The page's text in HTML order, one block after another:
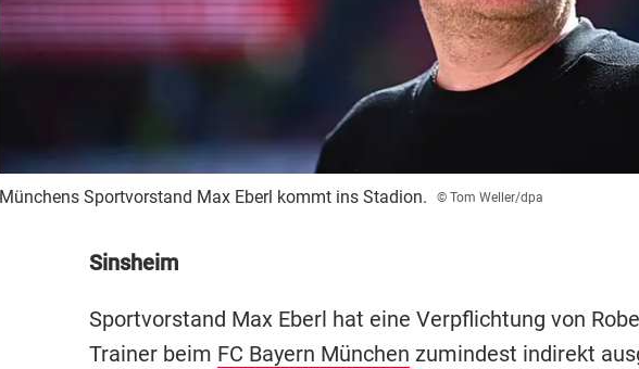
Münchens Sportvorstand Max Eberl kommt ins Stadion. © Tom Weller/dpa
Sinsheim
Sportvorstand Max Eberl hat eine Verpflichtung von
Trainer beim FC Bayern München zumindest indirekt